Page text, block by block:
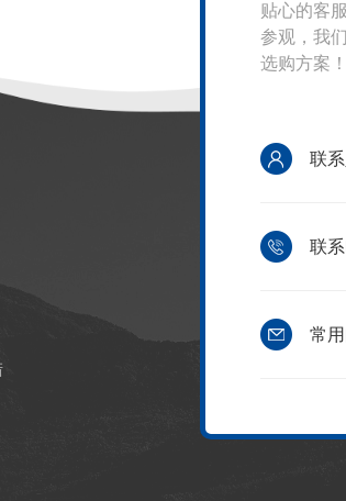
贴心的客
参观，我
选购方案！
联
联
常